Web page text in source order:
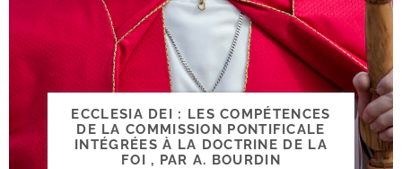
ECCLESIA DEI : LES COMPÉTENCES
DE LA COMMISSION PONTIFICALE
INTÉGRÉES À LA DOCTRINE DE LA
FOI , PAR A. BOURDIN